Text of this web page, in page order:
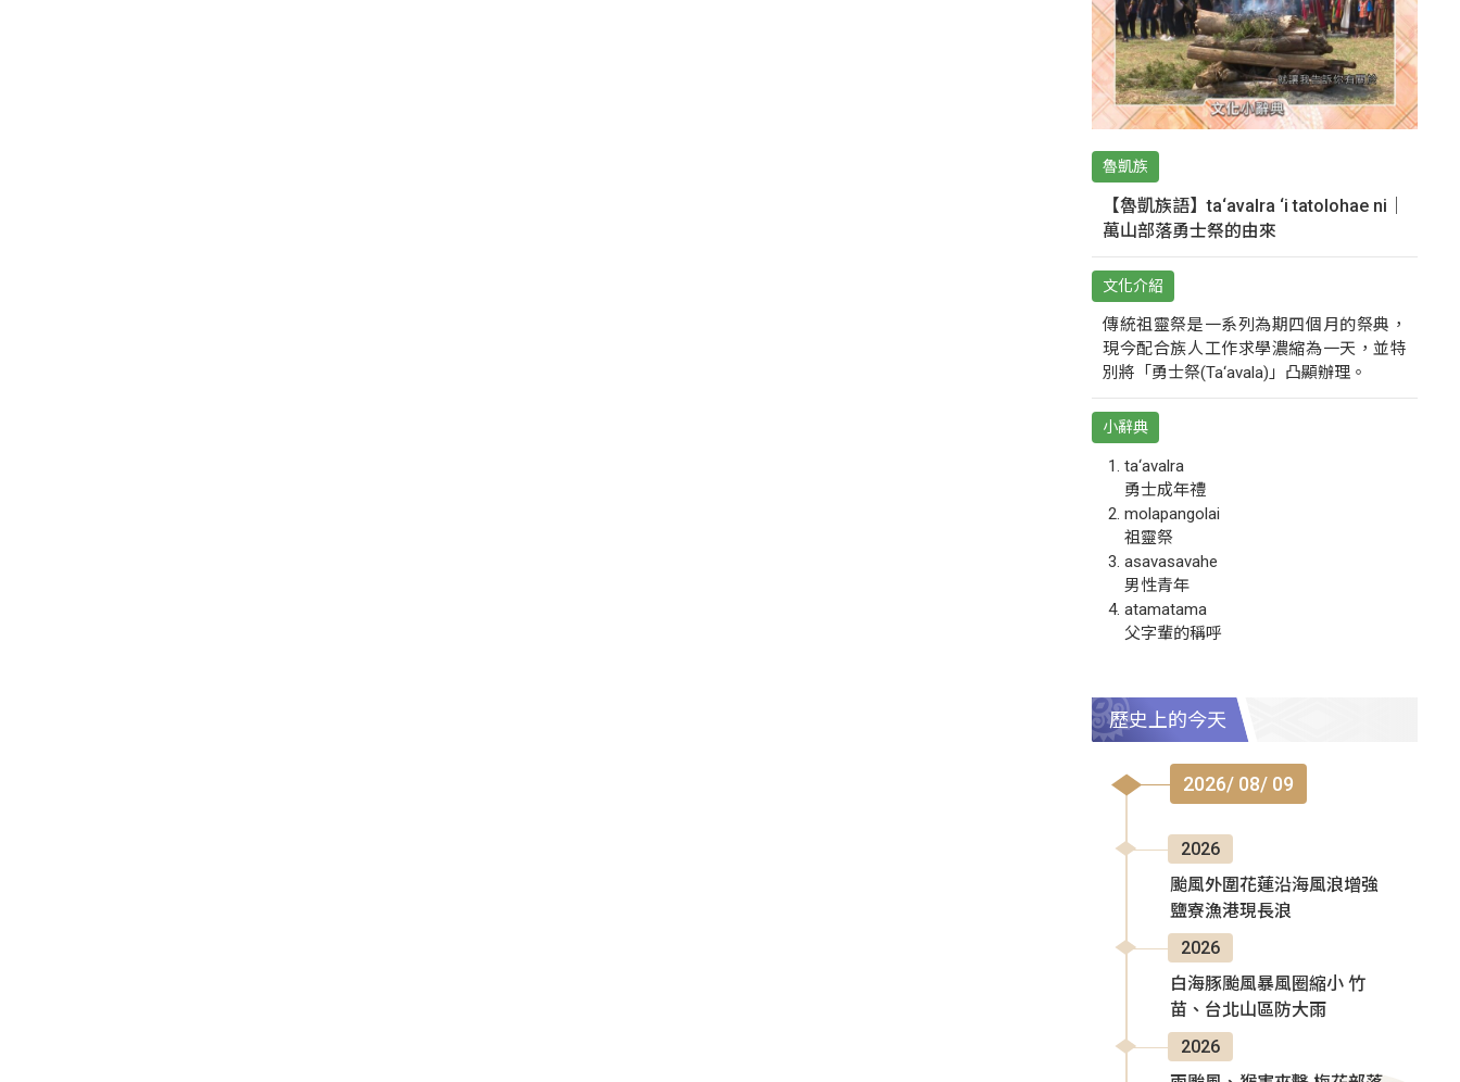
魯凱族
【魯凱族語】ta‘avalra ‘i tatolohae ni｜
萬山部落勇士祭的由來
文化介紹
傳統祖靈祭是一系列為期四個月的祭典，
現今配合族人工作求學濃縮為一天，並特
別將「勇士祭(Ta‘avala)」凸顯辦理。
小辭典
ta‘avalra
勇士成年禮
molapangolai
祖靈祭
asavasavahe
男性青年
atamatama
父字輩的稱呼
歷史上的今天
2026/ 08/ 09
2026
颱風外圍花蓮沿海風浪增強
鹽寮漁港現長浪
2026
白海豚颱風暴風圈縮小 竹
苗、台北山區防大雨
2026